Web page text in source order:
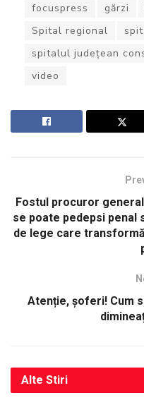
focuspress
gărzi
Spital regional
spitalul județean
video
Fostul procuror
se poate pedepsi penal
de lege care
Atenție, șoferi! Cum
Alte Stiri